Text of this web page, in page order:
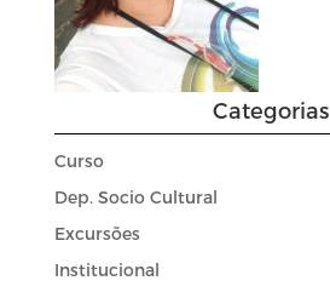
Categorias
Curso
Dep. Socio Cultural
Excursões
Institucional